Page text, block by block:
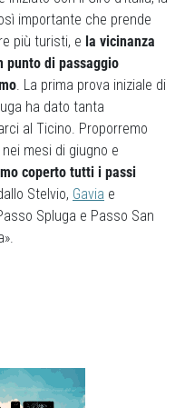
importante che prende
più turisti, e la vicinanza
punto di passaggio
. La prima prova iniziale di
ha dato tanta
al Ticino. Proporremo
mesi di giugno e
coperto tutti i passi
Stelvio, Gavia e
Spluga e Passo San